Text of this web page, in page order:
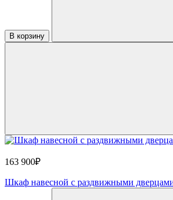
В корзину
163 900₽
Шкаф навесной с раздвижными